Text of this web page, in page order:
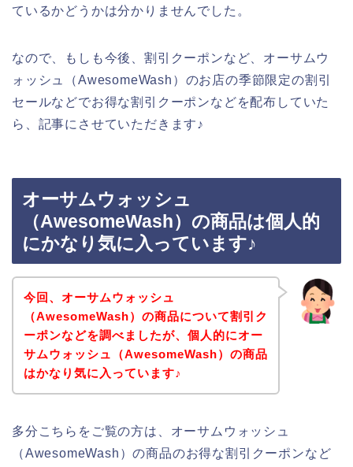
ているかどうかは分かりませんでした。
なので、もしも今後、割引クーポンなど、オーサムウ
ォッシュ（AwesomeWash）のお店の季節限定の割引
セールなどでお得な割引クーポンなどを配布していた
ら、記事にさせていただきます♪
オーサムウォッシュ
（AwesomeWash）の商品は個人的
にかなり気に入っています♪
今回、オーサムウォッシュ
（AwesomeWash）の商品について割引ク
ーポンなどを調べましたが、個人的にオー
サムウォッシュ（AwesomeWash）の商品
はかなり気に入っています♪
多分こちらをご覧の方は、オーサムウォッシュ
（AwesomeWash）の商品のお得な割引クーポンなど